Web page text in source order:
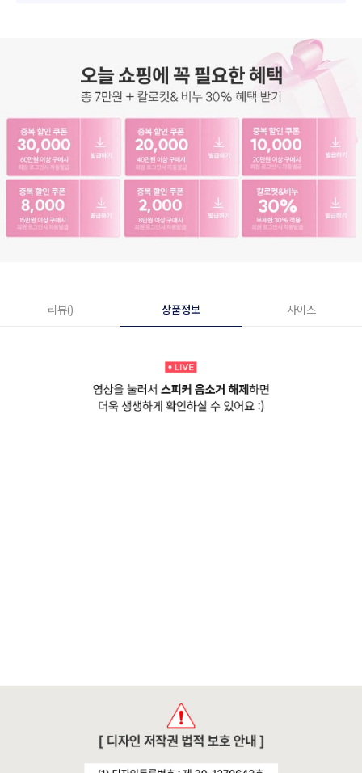
리뷰() 상품정보 사이즈